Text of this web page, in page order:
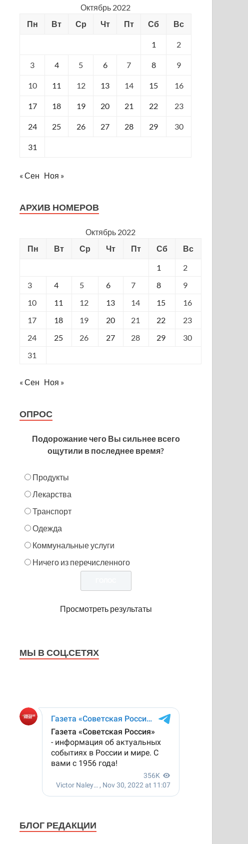
Октябрь 2022
Пн
Вт Ср Чт Пт Сб Вс
1 2
3 4 5 6 7 8 9
10 11 12 13 14 15 16
17 18 19 20 21 22 23
24 25 26 27 28 29 30
31
« Сен Ноя »
АРХИВ НОМЕРОВ
Октябрь 2022
Пн
Вт Ср Чт Пт Сб
Вс
1
2
3
4 5 6 7 8
9
10
11 12 13 14 15
16
17
18 19 20 21 22
23
24
25 26 27 28 29
30
31
« Сен Ноя »
ОПРОС
Подорожание чего Вы сильнее всего
ощутили в последнее время?
Продукты
Лекарства
Транспорт
Одежда
Коммунальные услуги
Ничего из перечисленного
Просмотреть результаты
МЫ В СОЦ.СЕТЯХ
БЛОГ РЕДАКЦИИ